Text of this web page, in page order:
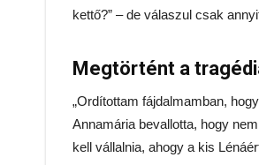
kettő?” – de válaszul csak
Megtörtént a
„Ordítottam fájdalmamban,
Annamária bevallotta, hogy
kell vállalnia, ahogy a kis